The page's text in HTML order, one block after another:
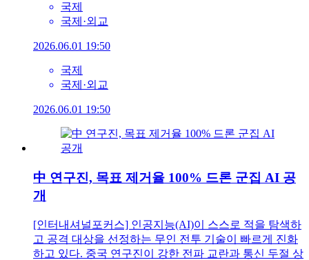
국제
국제·외교
2026.06.01 19:50
국제
국제·외교
2026.06.01 19:50
中 연구진, 목표 제거율 100% 드론 군집 AI 공
개
[인터내셔널포커스] 인공지능(AI)이 스스로 적을 탐색하
고 공격 대상을 선정하는 무인 전투 기술이 빠르게 진화
하고 있다. 중국 연구진이 강한 전파 교란과 통신 두절 상